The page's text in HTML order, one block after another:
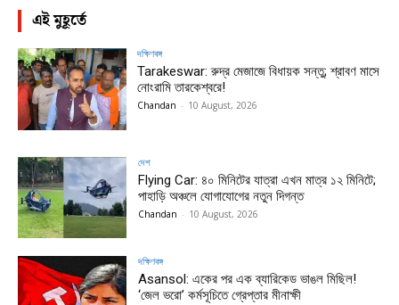
এই মুহূর্তে
দক্ষিণবঙ্গ
Tarakeswar: রুদ্র মেজাজে বিধায়ক সন্তু; শ্রাবণ মাসে
নোংরামি তারকেশ্বরে!
Chandan - 10 August, 2026
দেশ
Flying Car: ৪০ মিনিটের যাত্রা এখন মাত্র ১২ মিনিটে;
পাহাড়ি অঞ্চলে যোগাযোগের নতুন দিগন্ত
Chandan - 10 August, 2026
দক্ষিণবঙ্গ
Asansol: একের পর এক ব্যারিকেড ভাঙল মিছিল!
‘জেল ভরো’ কর্মসূচিতে গ্রেপ্তার মীনাক্ষী